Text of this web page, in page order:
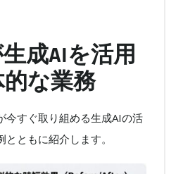
成AIを活用
な業務
今すぐ取り組める生成AIの活
ともに紹介します。